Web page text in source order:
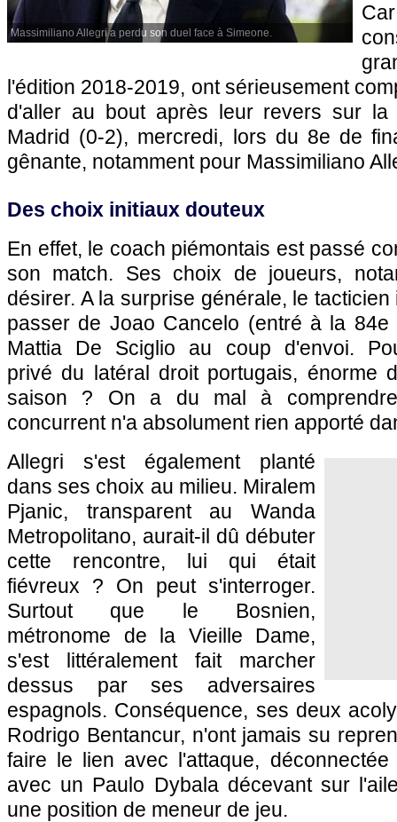
Massimiliano Allegri a perdu son duel face à Simeone.
l'édition 2018-2019, ont sérieusement
d'aller au bout après leur revers sur la
Madrid (0-2), mercredi, lors du 8e de
gênante, notamment pour Massimiliano
Des choix initiaux douteux
En effet, le coach piémontais est passé
son match. Ses choix de joueurs,
désirer. A la surprise générale, le
passer de Joao Cancelo (entré à la 84e
Mattia De Sciglio au coup d'envoi.
privé du latéral droit portugais, énorme
saison ? On a du mal à
concurrent n'a absolument rien apporté
Allegri s'est également planté
dans ses choix au milieu. Miralem
Pjanic, transparent au Wanda
Metropolitano, aurait-il dû débuter
cette rencontre, lui qui était
fiévreux ? On peut s'interroger.
Surtout que le Bosnien,
métronome de la Vieille Dame,
s'est littéralement fait marcher
dessus par ses adversaires
espagnols. Conséquence, ses deux
Rodrigo Bentancur, n'ont jamais su
faire le lien avec l'attaque,
avec un Paulo Dybala décevant sur
une position de meneur de jeu.